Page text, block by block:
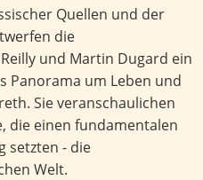
Quellen und der
die
und Martin Dugard ein
Panorama um Leben und
Sie veranschaulichen
die einen fundamentalen
setzten - die
Welt.